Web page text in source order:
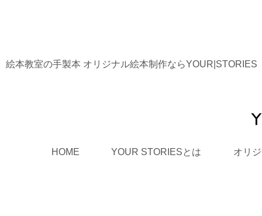
絵本教室の手製本 オリジナル絵本制作ならYOUR|STORIES
HOME YOUR STORIESとは オリ